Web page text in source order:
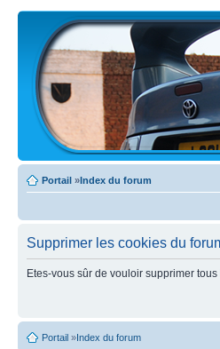
Portail »Index du forum
Supprimer les cookies du
Etes-vous sûr de vouloir supprimer
Portail »Index du forum